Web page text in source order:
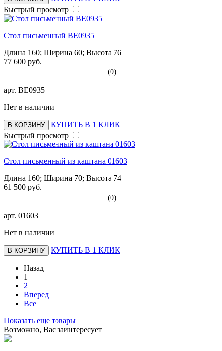
Быстрый просмотр
Стол письменный BE0935
Длина 160; Ширина 60; Высота 76
77 600 руб.
(0)
арт. BE0935
Нет в наличии
В КОРЗИНУ
КУПИТЬ В 1 КЛИК
Быстрый просмотр
Стол письменный из каштана 01603
Длина 160; Ширина 70; Высота 74
61 500 руб.
(0)
арт. 01603
Нет в наличии
В КОРЗИНУ КУПИТЬ В 1 КЛИК
Назад
1
2
Вперед
Все
Показать еще товары
Возможно, Вас заинтересует